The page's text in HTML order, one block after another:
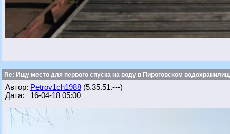
Re: Ищу место для первого спуска на воду в Пироговском
Автор: Petrov1ch1988 (5.35.51.---)
Дата: 16-04-18 05:00